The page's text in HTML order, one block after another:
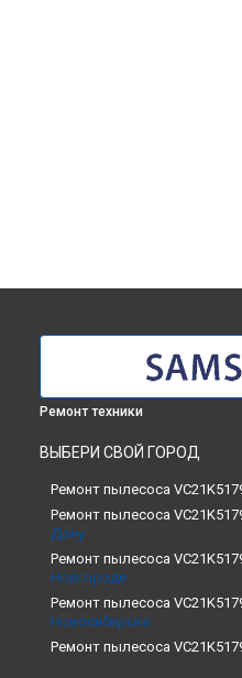
Ремонт техники
ВЫБЕРИ СВОЙ ГОРОД
Ремонт пылесоса
Ремонт пылесоса
Дону
Ремонт пылесоса
Новгороде
Ремонт пылесоса
Новосибирске
Ремонт пылесоса